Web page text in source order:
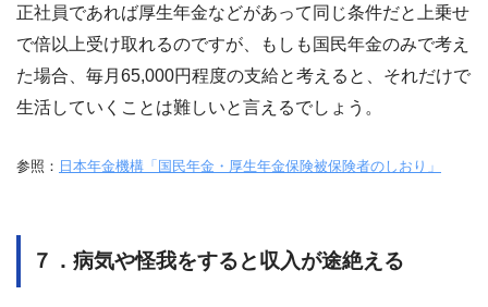
正社員であれば厚生年金などがあって同じ条件だと上乗せ
で倍以上受け取れるのですが、もしも国民年金のみで考え
た場合、毎月65,000円程度の支給と考えると、それだけで
生活していくことは難しいと言えるでしょう。
参照： 日本年金機構「国民年金・厚生年金保険被保険者のしおり」
７．病気や怪我をすると収入が途絶える